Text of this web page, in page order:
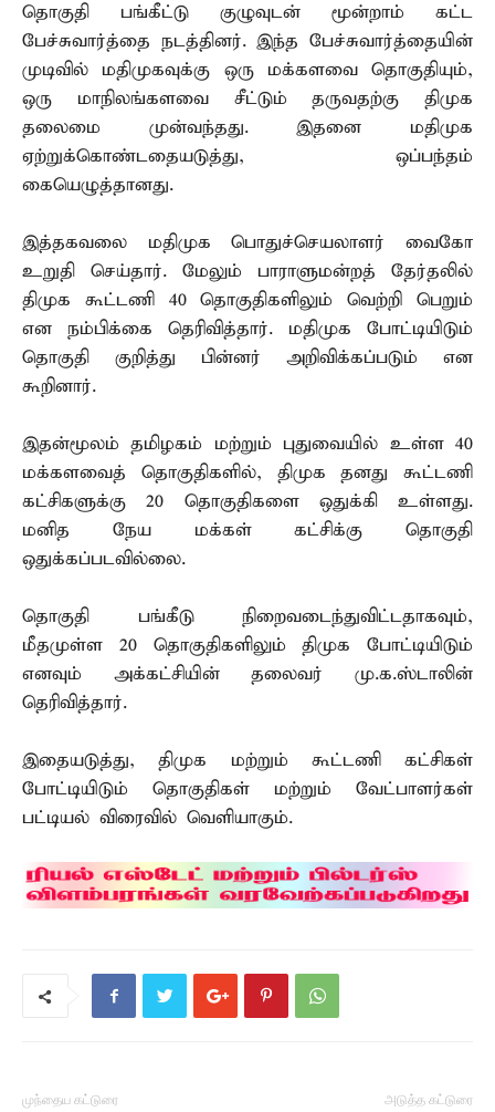
தொகுதி பங்கீட்டு குழுவுடன் மூன்றாம் கட்ட
பேச்சுவார்த்தை நடத்தினர். இந்த பேச்சுவார்த்தையின்
முடிவில் மதிமுகவுக்கு ஒரு மக்களவை தொகுதியும்,
ஒரு மாநிலங்களவை சீட்டும் தருவதற்கு திமுக
தலைமை முன்வந்தது. இதனை மதிமுக
ஏற்றுக்கொண்டதையடுத்து, ஒப்பந்தம்
கையெழுத்தானது.
இத்தகவலை மதிமுக பொதுச்செயலாளர் வைகோ
உறுதி செய்தார். மேலும் பாராளுமன்றத் தேர்தலில்
திமுக கூட்டணி 40 தொகுதிகளிலும் வெற்றி பெறும்
என நம்பிக்கை தெரிவித்தார். மதிமுக போட்டியிடும்
தொகுதி குறித்து பின்னர் அறிவிக்கப்படும் என
கூறினார்.
இதன்மூலம் தமிழகம் மற்றும் புதுவையில் உள்ள 40
மக்களவைத் தொகுதிகளில், திமுக தனது கூட்டணி
கட்சிகளுக்கு 20 தொகுதிகளை ஒதுக்கி உள்ளது.
மனித நேய மக்கள் கட்சிக்கு தொகுதி
ஒதுக்கப்படவில்லை.
தொகுதி பங்கீடு நிறைவடைந்துவிட்டதாகவும்,
மீதமுள்ள 20 தொகுதிகளிலும் திமுக போட்டியிடும்
எனவும் அக்கட்சியின் தலைவர் மு.க.ஸ்டாலின்
தெரிவித்தார்.
இதையடுத்து, திமுக மற்றும் கூட்டணி கட்சிகள்
போட்டியிடும் தொகுதிகள் மற்றும் வேட்பாளர்கள்
பட்டியல் விரைவில் வெளியாகும்.
முந்தைய கட்டுரை அடுத்த கட்டுரை